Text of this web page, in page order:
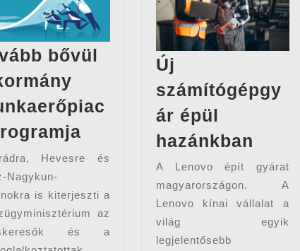
bővül
bővül
kormány
munkaerőpiaci
programja
Hevesre és
Nagykun-
is kiterjeszti a
az
és a
Új
számítógépgy
ár épül
hazánkban
épül
A Lenovo épít gyárat
magyarországon. A
Lenovo kínai vállalat a
világ egyik
legjelentősebb